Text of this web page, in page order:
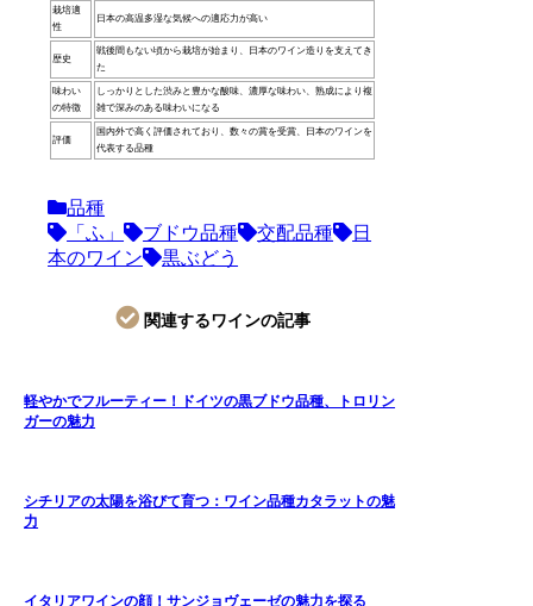
栽培適
性
日本の高温多湿な気候への適応力が高い
歴史
戦後間もない頃から栽培が始まり、日本のワイン造りを支えてき
た
味わい
の特徴
しっかりとした渋みと豊かな酸味、濃厚な味わい、熟成により複
雑で深みのある味わいになる
評価
国内外で高く評価されており、数々の賞を受賞、日本のワインを
代表する品種
品種
「ふ」
ブドウ品種 交配品種
日
本のワイン
黒ぶどう
関連するワインの記事
軽やかでフルーティー！ドイツの黒ブドウ品種、トロリン
ガーの魅力
シチリアの太陽を浴びて育つ：ワイン品種カタラットの魅
力
イタリアワインの顔！サンジョヴェーゼの魅力を探る